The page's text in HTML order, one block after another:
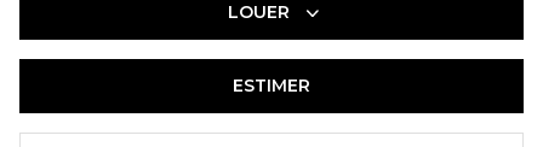
De l'immo pro
LOUER
De l'immo pro
ESTIMER